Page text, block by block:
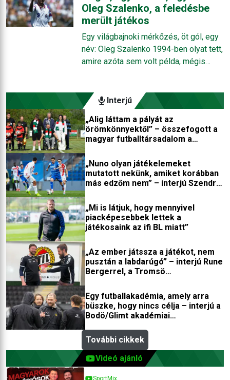
egy mozzanat határozta meg. Karrierjük
nem hagyott mély nyomot az utókornak,
de mégis emlékszünk „arra” a
teljesítményre, gólra, mérkőzésre.
Oleg Szalenko, a feledésbe
merült játékos
Egy világbajnoki mérkőzés, öt gól, egy
név: Oleg Szalenko 1994-ben olyat tett,
amire azóta sem volt példa, mégis
legendaként.
Interjú
„Alig láttam a pályát az
örömkönnyektől” – összefogott a
magyar futballtársadalom a
kerekesszékbe került játékosért
„Nuno olyan játékelemeket
mutatott nekünk, amiket korábban
más edzőm nem” – interjú Szendrei
Norberttel
„Mi is látjuk, hogy mennyivel
piacképesebbek lettek a
játékosaink az ifi BL miatt”
„Az ember játssza a játékot, nem
pusztán a labdarúgó” – interjú Rune
Bergerrel, a Tromsö
Egy futballakadémia, amely arra
büszke, hogy nincs célja – interjú a
Bodö/Glimt akadémiai
További cikkek
Videó ajánló
SportMix